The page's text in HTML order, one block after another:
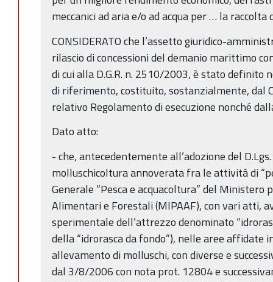
meccanici ad aria e/o ad acqua per … la
CONSIDERATO che l’assetto giuridico-
rilascio di concessioni del demanio marittimo
di cui alla D.G.R. n. 2510/2003, è stato definito
di riferimento, costituito, sostanzialmente, dal
relativo Regolamento di esecuzione nonché
Dato atto:
- che, antecedentemente all’adozione del
molluschicoltura annoverata fra le attività di
Generale “Pesca e acquacoltura” del Ministero
Alimentari e Forestali (MIPAAF), con vari atti,
sperimentale dell’attrezzo denominato
della “idrorasca da fondo”), nelle aree affidate
allevamento di molluschi, con diverse e
dal 3/8/2006 con nota prot. 12804 e